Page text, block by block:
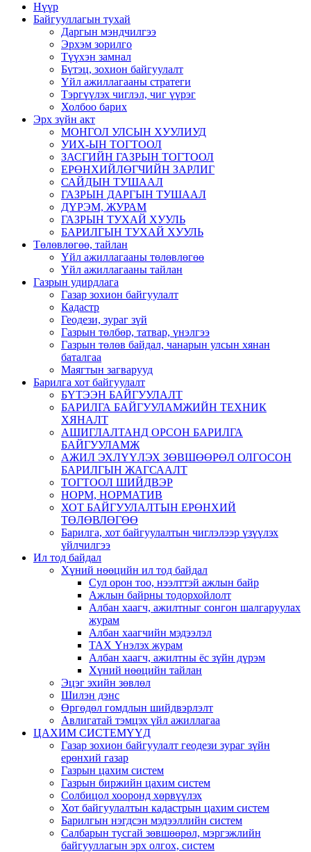
Нүүр
Байгууллагын тухай
Даргын мэндчилгээ
Эрхэм зорилго
Түүхэн замнал
Бүтэц, зохион байгуулалт
Үйл ажиллагааны стратеги
Тэргүүлэх чиглэл, чиг үүрэг
Холбоо барих
Эрх зүйн акт
МОНГОЛ УЛСЫН ХУУЛИУД
УИХ-ЫН ТОГТООЛ
ЗАСГИЙН ГАЗРЫН ТОГТООЛ
ЕРӨНХИЙЛӨГЧИЙН ЗАРЛИГ
САЙДЫН ТУШААЛ
ГАЗРЫН ДАРГЫН ТУШААЛ
ДҮРЭМ, ЖУРАМ
ГАЗРЫН ТУХАЙ ХУУЛЬ
БАРИЛГЫН ТУХАЙ ХУУЛЬ
Төлөвлөгөө, тайлан
Үйл ажиллагааны төлөвлөгөө
Үйл ажиллагааны тайлан
Газрын удирдлага
Газар зохион байгуулалт
Кадастр
Геодези, зураг зүй
Газрын төлбөр, татвар, үнэлгээ
Газрын төлөв байдал, чанарын улсын хянан
баталгаа
Маягтын загварууд
Барилга хот байгуулалт
БҮТЭЭН БАЙГУУЛАЛТ
БАРИЛГА БАЙГУУЛАМЖИЙН ТЕХНИК
ХЯНАЛТ
АШИГЛАЛТАНД ОРСОН БАРИЛГА
БАЙГУУЛАМЖ
АЖИЛ ЭХЛҮҮЛЭХ ЗӨВШӨӨРӨЛ ОЛГОСОН
БАРИЛГЫН ЖАГСААЛТ
ТОГТООЛ ШИЙДВЭР
НОРМ, НОРМАТИВ
ХОТ БАЙГУУЛАЛТЫН ЕРӨНХИЙ
ТӨЛӨВЛӨГӨӨ
Барилга, хот байгуулалтын чиглэлээр үзүүлэх
үйлчилгээ
Ил тод байдал
Хүний нөөцийн ил тод байдал
Сул орон тоо, нээлттэй ажлын байр
Ажлын байрны тодорхойлолт
Албан хаагч, ажилтныг сонгон шалгаруулах
журам
Албан хаагчийн мэдээлэл
ТАХ Үнэлэх журам
Албан хаагч, ажилтны ёс зүйн дүрэм
Хүний нөөцийн тайлан
Эцэг эхийн зөвлөл
Шилэн дэнс
Өргөдөл гомдлын шийдвэрлэлт
Авлигатай тэмцэх үйл ажиллагаа
ЦАХИМ СИСТЕМҮҮД
Газар зохион байгуулалт геодези зураг зүйн
ерөнхий газар
Газрын цахим систем
Газрын биржийн цахим систем
Солбицол хооронд хөрвүүлэх
Хот байгуулалтын кадастрын цахим систем
Барилгын нэгдсэн мэдээллийн систем
Салбарын тусгай зөвшөөрөл, мэргэжлийн
байгууллагын эрх олгох, систем